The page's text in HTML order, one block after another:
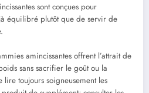
sont conçues pour
équilibré plutôt que de servir de
amincissantes offrent l’attrait de
sans sacrifier le goût ou la
lire toujours soigneusement les